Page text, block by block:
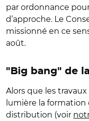
par ordonnance
d’approche. Le
missionné en ce
août.
"Big bang" de
Alors que les
lumière la formation
distribution (voir